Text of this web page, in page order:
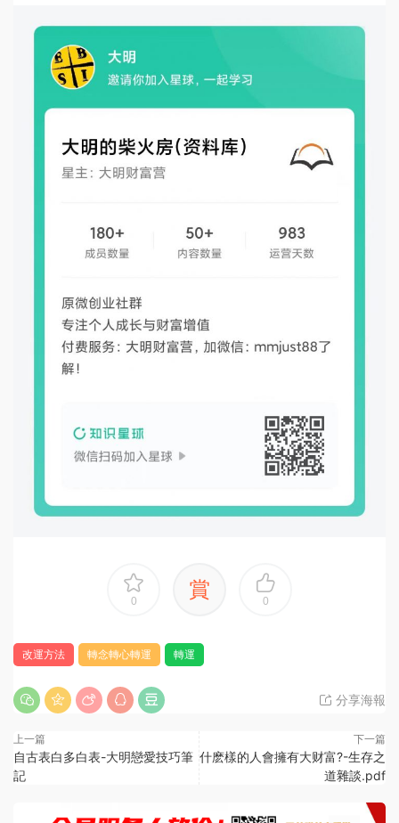
0 賞 0
改運方法 轉念轉心轉運 轉運
分享海報
上一篇
自古表白多白表-大明戀愛技巧筆
記
下一篇
什麽樣的人會擁有大财富?-生存之
道雜談.pdf